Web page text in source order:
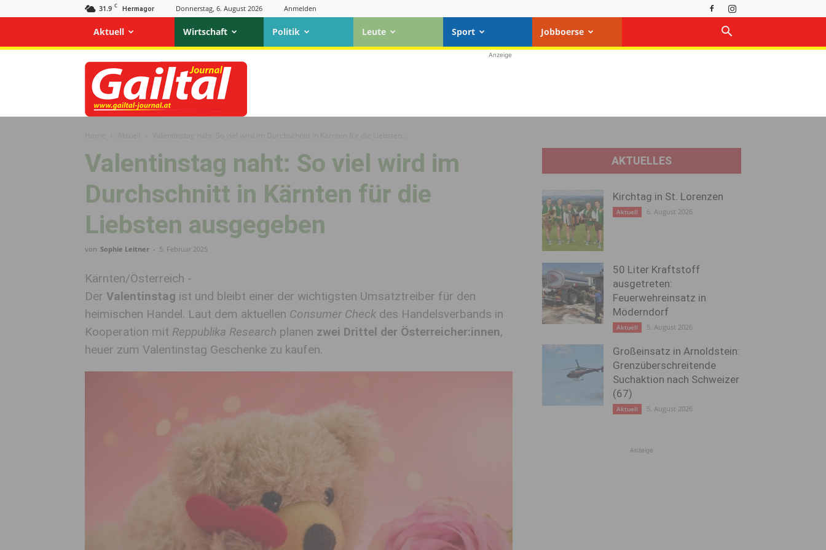
31.9 C Hermagor Donnerstag, 6. August 2026 Anmelden
Aktuell Wirtschaft Politik Leute Sport Jobboerse
Gailtal
Journal
Anzeige
Valentinstag naht: So viel wird im
Durchschnitt in Kärnten für die
Liebsten ausgegeben
von Sophie Leitner - 5. Februar 2025
Kärnten/Österreich -
Der Valentinstag ist und bleibt einer der wichtigsten Umsatztreiber für den
heimischen Handel. Laut dem aktuellen Consumer Check des Handelsverbands in
Kooperation mit Reppublika Research planen zwei Drittel der Österreicher:innen,
heuer zum Valentinstag Geschenke zu kaufen.
AKTUELLES
Kirchtag in St. Lorenzen
Aktuell 6. August 2026
50 Liter Kraftstoff
ausgetreten:
Feuerwehreinsatz in
Möderndorf
Aktuell 5. August 2026
Großeinsatz in Arnoldstein:
Grenzüberschreitende
Suchaktion nach Schweizer
(67)
Aktuell 5. August 2026
Anzeige